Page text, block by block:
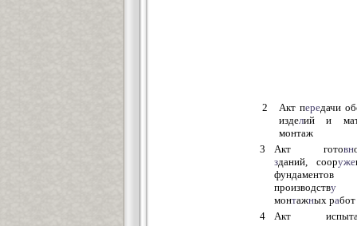
2 Акт передачи
изделий и
монтаж
3
Акт готовн
зданий, сооруже
производству
монтажных работ
4
Акт